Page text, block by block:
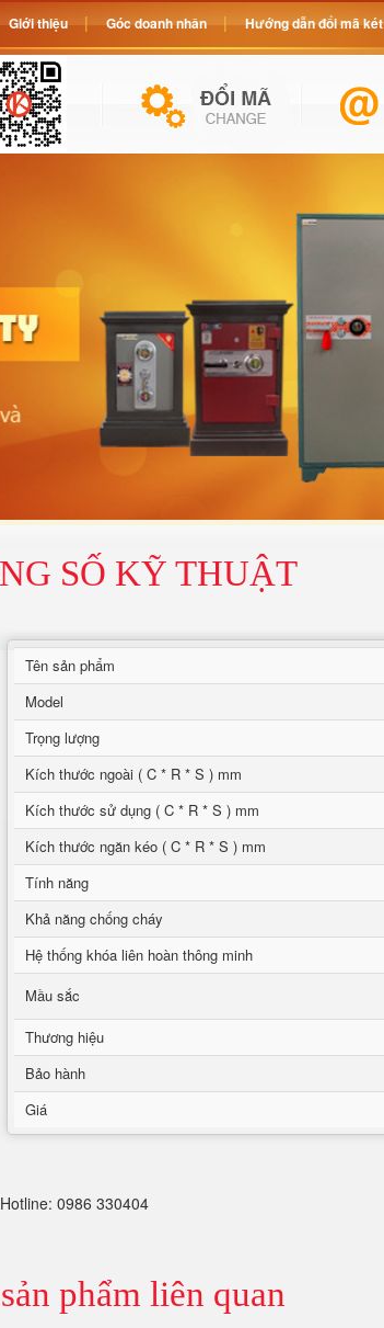
SỐ KỸ THUẬT
Tên sản phẩm
Model
Trọng lượng
Kích thước ngoài ( C * R * S ) mm
Kích thước sử dụng ( C * R * S ) mm
Kích thước ngăn kéo ( C * R * S ) mm
Tính năng
Khả năng chống cháy
Hệ thống khóa liên hoàn thông minh
Mầu sắc
Thương hiệu
Bảo hành
Giá
Hotline: 0986 330404
phẩm liên quan
Giới thiệu Góc doanh nhân Hướng dẫn đổi mã két